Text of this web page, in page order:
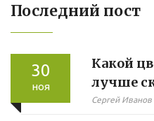
Последний пост
30
ноя
Какой
лучше
Сергей Иванов